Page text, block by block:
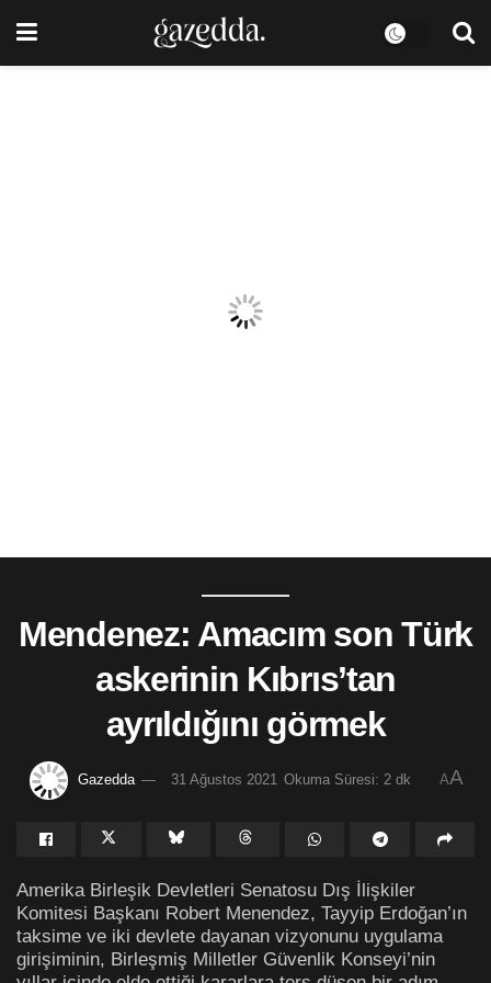
Mendenez: Amacım son Türk
askerinin Kıbrıs’tan
ayrıldığını görmek
Gazedda 31 Ağustos 2021 Okuma Süresi: 2 dk AA
Amerika Birleşik Devletleri Senatosu Dış İlişkiler
Komitesi Başkanı Robert Menendez, Tayyip Erdoğan’ın
taksime ve iki devlete dayanan vizyonunu uygulama
girişiminin, Birleşmiş Milletler Güvenlik Konseyi’nin